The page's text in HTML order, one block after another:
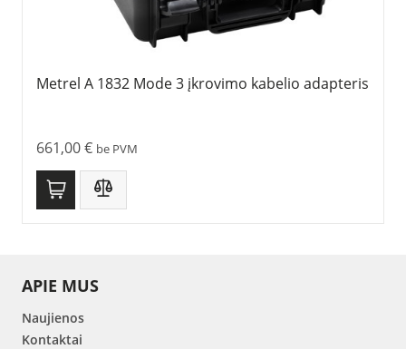
Metrel A 1832 Mode 3 įkrovimo kabelio adapteris
661,00€ be PVM
APIE MUS
Naujienos
Kontaktai